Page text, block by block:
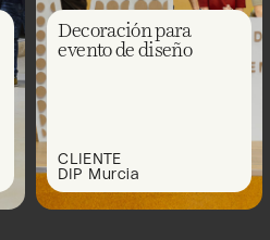
Decoración para
evento de diseño
CLIENTE
DIP Murcia